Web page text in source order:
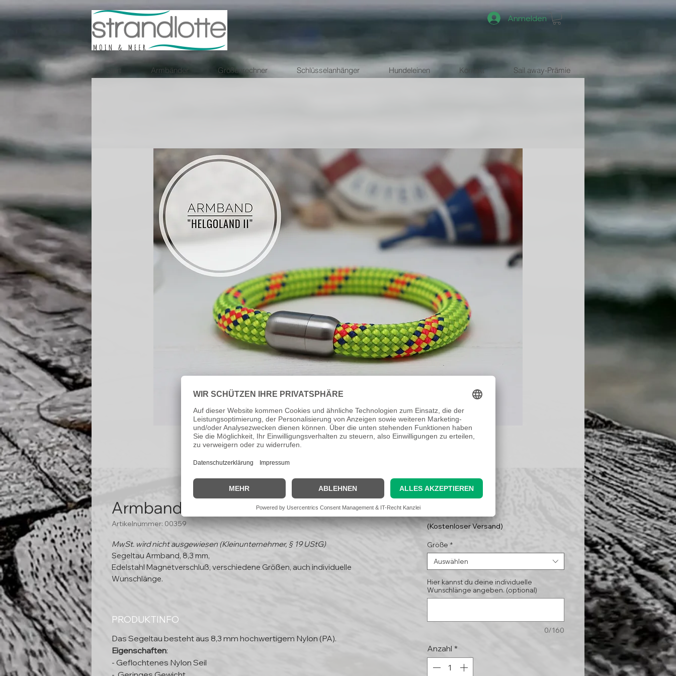
Anmelden
Armbänder Größenrechner Schlüsselanhänger Hundeleinen Kontakt Sail away-Prämie
Armband "Helgoland II"
Artikelnummer: 00359
MwSt. wird nicht ausgewiesen (Kleinunternehmer, § 19 UStG)
Segeltau Armband, 8,3 mm,
Edelstahl Magnetverschluß, verschiedene Größen, auch individuelle
Wunschlänge.
PRODUKTINFO
Das Segeltau besteht aus 8,3 mm hochwertigem Nylon (PA).
Eigenschaften:
- Geflochtenes Nylon Seil
(Kostenloser Versand)
Größe *
Auswählen
Hier kannst du deine individuelle
Wunschlänge angeben. (optional)
0/160
Anzahl *